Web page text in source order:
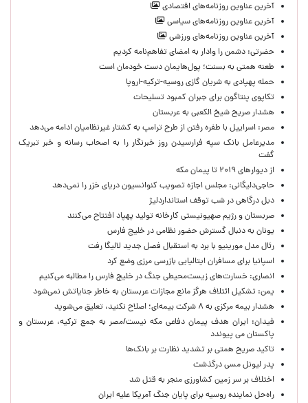
آخرین عناوین روزنامه‌های اقتصادی
آخرین عناوین روزنامه‌های سیاسی
آخرین عناوین روزنامه‌های ورزشی
حضرتی: دشمن را وادار به امضای تفاهم‌نامه کردیم
طعنه همتی به بسنت؛ پول‌هایمان دست خودمان است
حمله پهپادی به شریان گازی روسیه-ترکیه-اروپا
تکاپوی پنتاگون برای جبران کمبود تسلیحات
هشدار صریح شیخ الکعبی به عربستان
مصر: اسراییل با طفره رفتن از طرح ترامپ به کشتار غیرنظامیان ادامه می‌دهد
مدیرعامل بانک سپه فرارسیدن روز خبرنگار را به اصحاب رسانه و خبر تبریک
گفت
از دیوارهای ۲۰۱۹ تا پیمان مکه
حاجی‌دلیگانی: مجلس اجازه تصویب کنوانسیون دریای خزر را نمی‌دهد
دبل درگاهی در شب توقف استانداردلیژ
صربستان و رژیم صهیونیستی کارخانه تولید پهپاد افتتاح می‌کنند
یونان به دنبال گسترش حضور نظامی در خلیج فارس
رئال مدل مورینیو با برد به استقبال فصل جدید لالیگا رفت
اسپانیا برای مسافران ایتالیایی بازرسی مرزی وضع کرد
انصاری: خسارت‌های زیست‌محیطی جنگ در خلیج فارس را مطالبه‌ می‌کنیم
یمن: تشکیل ائتلاف هرگز مانع مجازات عربستان به خاطر جنایاتش نمی‌شود
هشدار بیمه مرکزی به ۸ شرکت بیمه‌ای؛ اصلاح نکنید، تعلیق می‌شوید
فیدان: ایران هدف پیمان دفاعی مکه نیست/مصر به جمع ترکیه، عربستان و
پاکستان می پیوندد
تاکید صریح همتی بر تشدید نظارت بر بانک‌ها
پدر لیونل مسی درگذشت
اختلاف بر سر زمین کشاورزی منجر به قتل شد
راه‌حل نماینده روسیه برای پایان جنگ آمریکا علیه ایران